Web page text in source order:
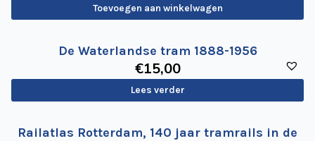
Toevoegen aan winkelwagen
De Waterlandse tram 1888-1956
€15,00
Lees verder
Railatlas Rotterdam, 140 jaar tramrails in de